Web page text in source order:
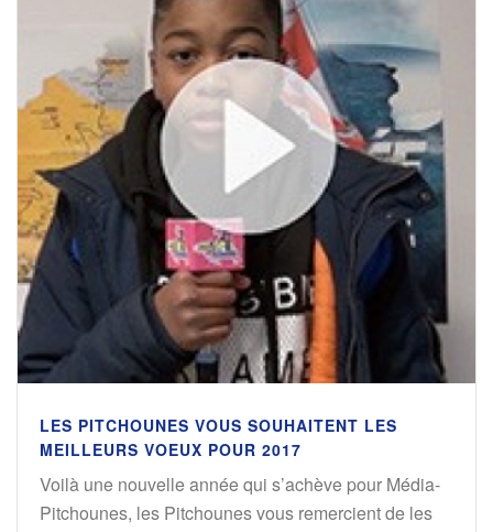
LES PITCHOUNES VOUS SOUHAITENT LES
MEILLEURS VOEUX POUR 2017
Voilà une nouvelle année qui s’achève pour Média-
Pitchounes, les Pitchounes vous remercient de les